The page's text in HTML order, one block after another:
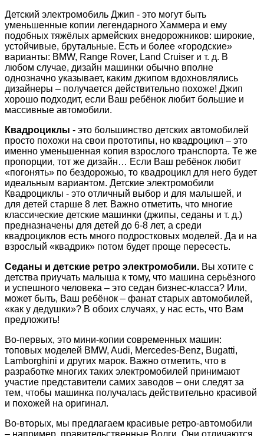
Детский электромобиль Джип - это могут быть
уменьшенные копии легендарного Хаммера и ему
подобных тяжёлых армейских внедорожников: широкие,
устойчивые, брутальные. Есть и более «городские»
варианты: BMW, Range Rover, Land Cruiser и т. д. В
любом случае, дизайн машинки обычно вполне
однозначно указывает, каким джипом вдохновлялись
дизайнеры – получается действительно похоже! Джип
хорошо подходит, если Ваш ребёнок любит большие и
массивные автомобили.
Квадроциклы - это большинство детских автомобилей
просто похожи на свои прототипы, но квадроцикл – это
именно уменьшенная копия взрослого транспорта. Те же
пропорции, тот же дизайн… Если Ваш ребёнок любит
«погонять» по бездорожью, то квадроцикл для него будет
идеальным вариантом. Детские электромобили
Квадроциклы - это отличный выбор и для малышей, и
для детей старше 8 лет. Важно отметить, что многие
классические детские машинки (джипы, седаны и т. д.)
предназначены для детей до 6-8 лет, а среди
квадроциклов есть много подростковых моделей. Да и на
взрослый «квадрик» потом будет проще пересесть.
Седаны и детские ретро электромобили. Вы хотите с
детства приучать малыша к тому, что машина серьёзного
и успешного человека – это седан бизнес-класса? Или,
может быть, Ваш ребёнок – фанат старых автомобилей,
«как у дедушки»? В обоих случаях, у нас есть, что Вам
предложить!
Во-первых, это мини-копии современных машин:
топовых моделей BMW, Audi, Mercedes-Benz, Bugatti,
Lamborghini и других марок. Важно отметить, что в
разработке многих таких электромобилей принимают
участие представители самих заводов – они следят за
тем, чтобы машинка получалась действительно красивой
и похожей на оригинал.
Во-вторых, мы предлагаем красивые ретро-автомобили
– например, правительственные Волги. Они отличаются